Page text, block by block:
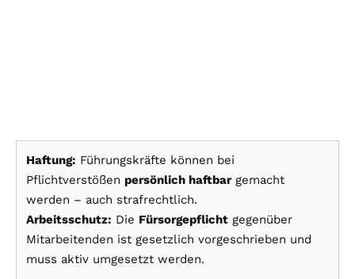
Haftung: Führungskräfte können bei
Pflichtverstößen persönlich haftbargemacht
werden – auch strafrechtlich.
Arbeitsschutz: Die Fürsorgepflicht gegenüber
Mitarbeitenden ist gesetzlich vorgeschrieben und
muss aktiv umgesetzt werden.